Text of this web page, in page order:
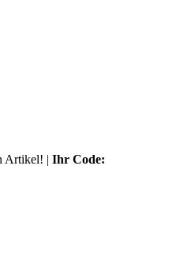
Artikel! | Ihr Code: